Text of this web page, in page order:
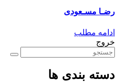
رضـا مسـعودی
ادامه مطلب
خروج
دسته بندی ها